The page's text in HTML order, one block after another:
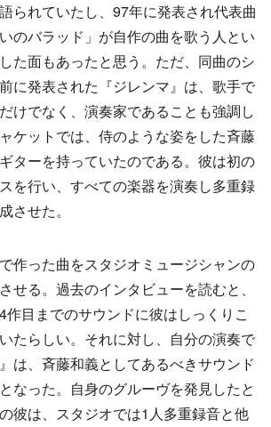
られていたし、97年に発表され代表曲
のバラッド」が自作の曲を歌う人とい
た面もあったと思う。ただ、同曲のシ
に発表された『ジレンマ』は、歌手で
けでなく、演奏家であることも強調し
ケットでは、侍のような姿をした斉藤
ターを持っていたのである。彼は初の
を行い、すべての楽器を演奏し多重録
させた。
作った曲をスタジオミュージシャンの
せる。過去のインタビューを読むと、
作目までのサウンドに彼はしっくりこ
たらしい。それに対し、自分の演奏で
は、斉藤和義としてあるべきサウンド
なった。自身のグルーヴを発見したと
彼は、スタジオでは1人多重録音と他